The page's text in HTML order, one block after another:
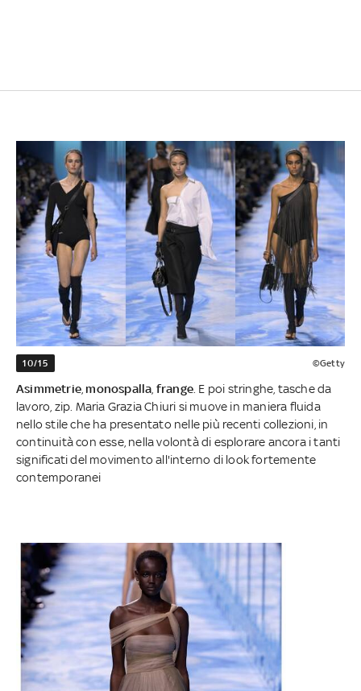
10/15 ©Getty
Asimmetrie monospalla frange . E poi stringhe, tasche da
lavoro, zip. Maria Grazia Chiuri si muove in maniera fluida
nello stile che ha presentato nelle più recenti collezioni, in
continuità con esse, nella volontà di esplorare ancora i tanti
significati del movimento all'interno di look fortemente
contemporanei